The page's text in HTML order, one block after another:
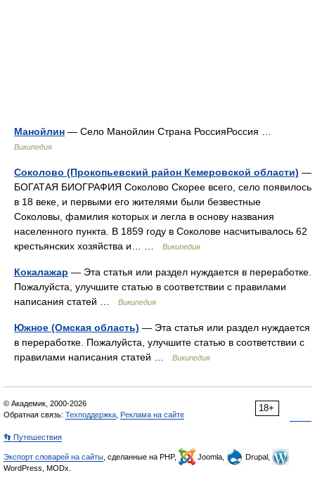
Манойлин — Село Манойлин Страна РоссияРоссия …
Википедия
Соколово (Прокопьевский район Кемеровской области) —
БОГАТАЯ БИОГРАФИЯ Соколово Скорее всего, село появилось
в 18 веке, и первыми его жителями были безвестные
Соколовы, фамилия которых и легла в основу названия
населенного пункта. В 1859 году в Соколове насчитывалось 62
крестьянских хозяйства и… …
Википедия
Кокалажар — Эта статья или раздел нуждается в переработке.
Пожалуйста, улучшите статью в соответствии с правилами
написания статей …
Википедия
Южное (Омская область) — Эта статья или раздел нуждается
в переработке. Пожалуйста, улучшите статью в соответствии с
правилами написания статей …
Википедия
18+
© Академик, 2000-2026
Обратная связь: Техподдержка Реклама на сайте
👣 Путешествия
Экспорт словарей на сайты , сделанные на PHP, Joomla,
Drupal,
WordPress, MODx.